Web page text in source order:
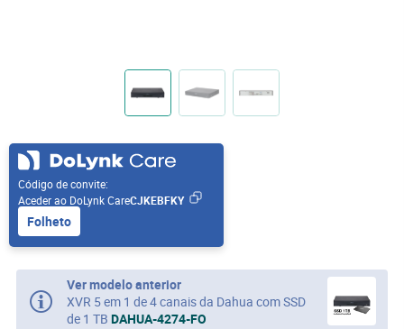
Código de convite:
Aceder ao DoLynk CareCJKEBFKY
Folheto
Ver modelo anterior
XVR 5 em 1 de 4 canais da Dahua com SSD
de 1 TBDAHUA-4274-FO